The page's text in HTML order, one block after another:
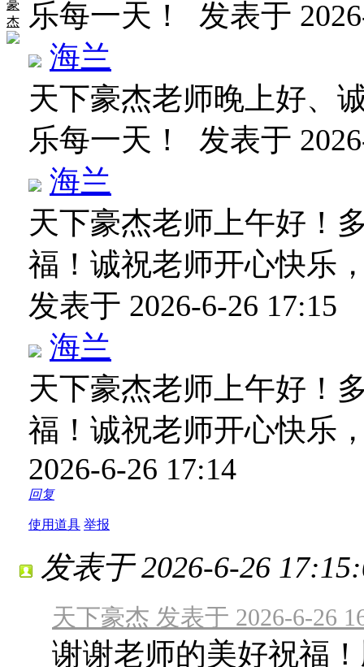
豪
杰
乐每一天！ 发表于
海兰
天下豪杰老师晚上好、
乐每一天！ 发表于
海兰
天下豪杰老师上午好！
福！诚祝老师开心快乐
发表于 2026-6-26 17:15
海兰
天下豪杰老师上午好！
福！诚祝老师开心快乐
2026-6-26 17:14
回复
使用道具 举报
发表于 2026-6-26
天下豪杰 发表于 2026-6-26
谢谢老师的美好祝福